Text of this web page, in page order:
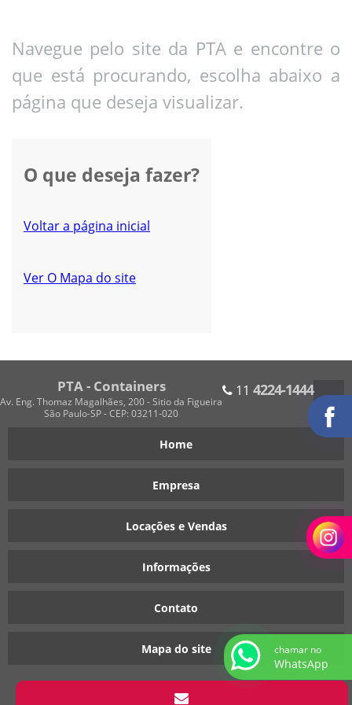
Navegue pelo site da PTA e encontre o
que está procurando, escolha abaixo a
página que deseja visualizar.
O que deseja fazer?
Voltar a página inicial
Ver O Mapa do site
PTA - Containers
Av. Eng. Thomaz Magalhães, 200 - Sitio da Figueira
São Paulo-SP - CEP: 03211-020
11 4224-1444
Home
Empresa
Locações e Vendas
Informações
Contato
Mapa do site chamar no
WhatsApp